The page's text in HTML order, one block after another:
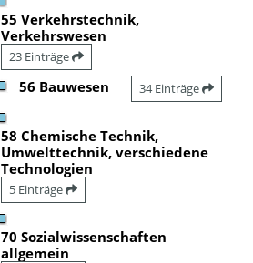
55 Verkehrstechnik,
Verkehrswesen
23 Einträge
56 Bauwesen 34 Einträge
58 Chemische Technik,
Umwelttechnik, verschiedene
Technologien
5 Einträge
70 Sozialwissenschaften
allgemein